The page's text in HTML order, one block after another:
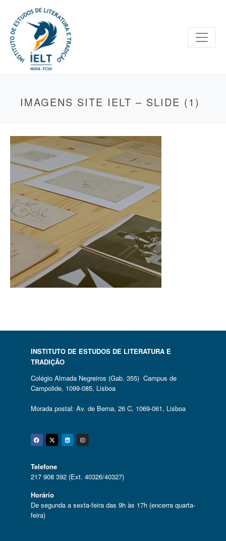
IMAGENS SITE IELT – SLIDE (1)
INSTITUTO DE ESTUDOS DE LITERATURA E
TRADIÇÃO
Colégio Almada Negreiros (Gab. 355) Campus de
Campolide, 1099-085, Lisboa
Morada postal: Av. de Berna, 26 C, 1069-061, Lisboa
Facebook
Twitter
Linkedin
Instagram
Telefone
217 908 392 (Ext. 40326/40327)
Horário
De segunda a sexta-feira das 9h às 17h (encerra quarta-
feira)